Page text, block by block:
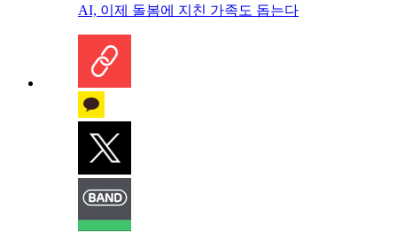
AI, 이제 돌봄에 지친 가족도 돕는다